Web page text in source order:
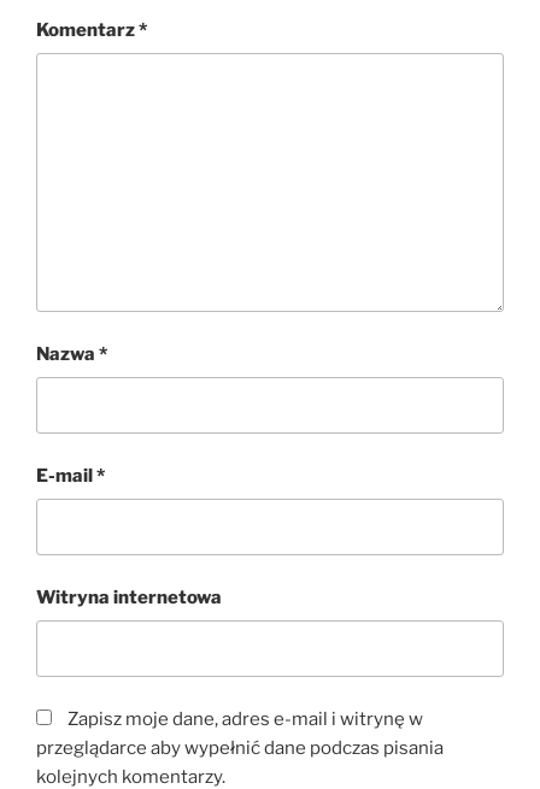
Komentarz*
Nazwa *
E-mail*
Witryna internetowa
Zapisz moje dane, adres e-mail i witrynę w
przeglądarce aby wypełnić dane podczas pisania
kolejnych komentarzy.